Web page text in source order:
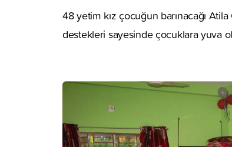
48 yetim kız çocuğun barınacağı
destekleri sayesinde çocuklara yuva